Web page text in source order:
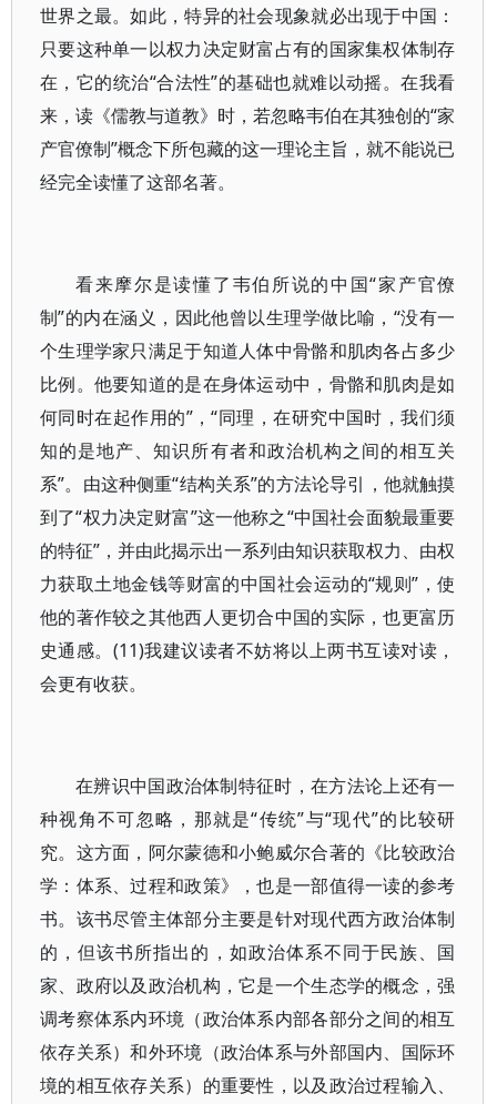
世界之最。如此，特异的社会现象就必出现于中国：
只要这种单一以权力决定财富占有的国家集权体制存
在，它的统治“合法性”的基础也就难以动摇。在我看
来，读《儒教与道教》时，若忽略韦伯在其独创的“家
产官僚制”概念下所包藏的这一理论主旨，就不能说已
经完全读懂了这部名著。
看来摩尔是读懂了韦伯所说的中国“家产官僚
制”的内在涵义，因此他曾以生理学做比喻，“没有一
个生理学家只满足于知道人体中骨骼和肌肉各占多少
比例。他要知道的是在身体运动中，骨骼和肌肉是如
何同时在起作用的”，“同理，在研究中国时，我们须
知的是地产、知识所有者和政治机构之间的相互关
系”。由这种侧重“结构关系”的方法论导引，他就触摸
到了“权力决定财富”这一他称之“中国社会面貌最重要
的特征”，并由此揭示出一系列由知识获取权力、由权
力获取土地金钱等财富的中国社会运动的“规则”，使
他的著作较之其他西人更切合中国的实际，也更富历
史通感。(11)我建议读者不妨将以上两书互读对读，
会更有收获。
在辨识中国政治体制特征时，在方法论上还有一
种视角不可忽略，那就是“传统”与“现代”的比较研
究。这方面，阿尔蒙德和小鲍威尔合著的《比较政治
学：体系、过程和政策》，也是一部值得一读的参考
书。该书尽管主体部分主要是针对现代西方政治体制
的，但该书所指出的，如政治体系不同于民族、国
家、政府以及政治机构，它是一个生态学的概念，强
调考察体系内环境（政治体系内部各部分之间的相互
依存关系）和外环境（政治体系与外部国内、国际环
境的相互依存关系）的重要性，以及政治过程输入、